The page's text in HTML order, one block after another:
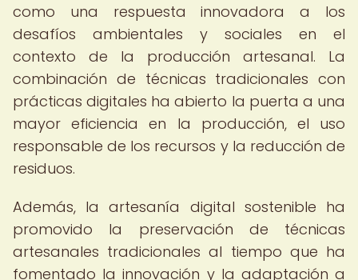
como una respuesta innovadora a los
desafíos ambientales y sociales en el
contexto de la producción artesanal. La
combinación de técnicas tradicionales con
prácticas digitales ha abierto la puerta a una
mayor eficiencia en la producción, el uso
responsable de los recursos y la reducción de
residuos.
Además, la artesanía digital sostenible ha
promovido la preservación de técnicas
artesanales tradicionales al tiempo que ha
fomentado la innovación y la adaptación a